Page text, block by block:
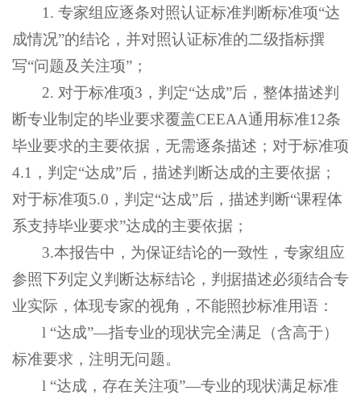
1. 专家组应逐条对照认证标准判断标准项“达
成情况”的结论，并对照认证标准的二级指标撰
写“问题及关注项”；
2. 对于标准项3，判定“达成”后，整体描述判
断专业制定的毕业要求覆盖CEEAA通用标准12条
毕业要求的主要依据，无需逐条描述；对于标准项
4.1，判定“达成”后，描述判断达成的主要依据；
对于标准项5.0，判定“达成”后，描述判断“课程体
系支持毕业要求”达成的主要依据；
3.本报告中，为保证结论的一致性，专家组应
参照下列定义判断达标结论，判据描述必须结合专
业实际，体现专家的视角，不能照抄标准用语：
l “达成”—指专业的现状完全满足（含高于）
标准要求，注明无问题。
l “达成，存在关注项”—专业的现状满足标准